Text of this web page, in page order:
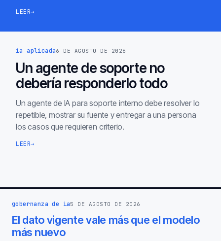
LEER→
ia aplicada6 DE AGOSTO DE 2026
Un agente de soporte no
debería responderlo todo
Un agente de IA para soporte interno debe resolver lo
repetible, mostrar su fuente y entregar a una persona
los casos que requieren criterio.
LEER→
gobernanza de ia5 DE AGOSTO DE 2026
El dato vigente vale más que el modelo
más nuevo